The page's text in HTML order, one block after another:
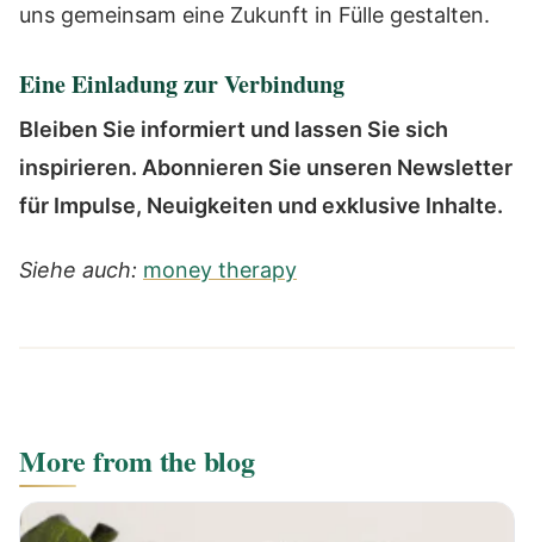
uns gemeinsam eine Zukunft in Fülle gestalten.
Eine Einladung zur Verbindung
Bleiben Sie informiert und lassen Sie sich
inspirieren. Abonnieren Sie unseren Newsletter
für Impulse, Neuigkeiten und exklusive Inhalte.
Siehe auch: money therapy
More from the blog